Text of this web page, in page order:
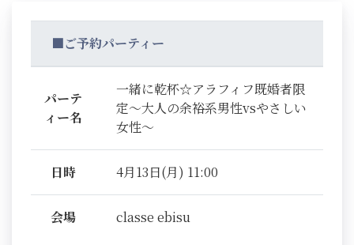
■ご予約パーティー
パーテ
ィー名
一緒に乾杯☆アラフィフ既婚者限
定～大人の余裕系男性vsやさしい
女性～
日時 4月13日(月) 11:00
会場 classe ebisu